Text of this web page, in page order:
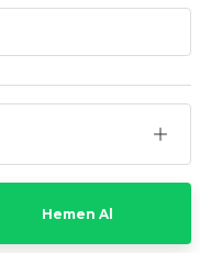
Hemen Al